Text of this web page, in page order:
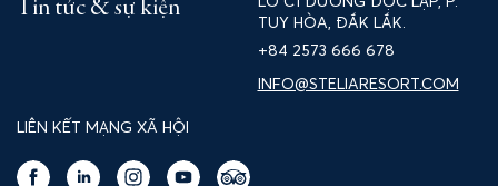
Tin tức & sự kiện
TUY HÒA, ĐẮK LẮK.
+84 2573 666 678
INFO@STELIARESORT.COM
LIÊN KẾT MẠNG XÃ HỘI